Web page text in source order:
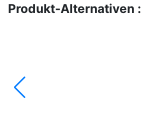
Produkt-Alternativen :